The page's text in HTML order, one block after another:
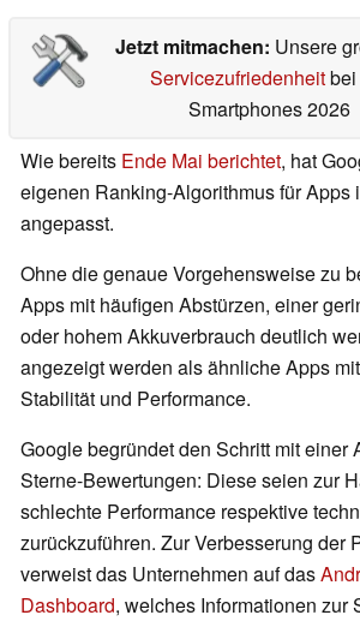
Jetzt mitmachen: Unsere
Servicezufriedenheitbei
Smartphones 2026
Wie bereits Ende Mai berichtet, hat
eigenen Ranking-Algorithmus für Apps
angepasst.
Ohne die genaue Vorgehensweise zu
Apps mit häufigen Abstürzen, einer
oder hohem Akkuverbrauch deutlich
angezeigt werden als ähnliche Apps
Stabilität und Performance.
Google begründet den Schritt mit einer
Sterne-Bewertungen: Diese seien zur
schlechte Performance respektive
zurückzuführen. Zur Verbesserung der
verweist das Unternehmen auf das
Dashboard, welches Informationen zur